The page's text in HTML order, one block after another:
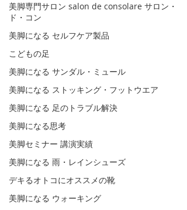
美脚専門サロン salon de consolare サロン・
ド・コン
美脚になる セルフケア製品
こどもの足
美脚になる サンダル・ミュール
美脚になる ストッキング・フットウエア
美脚になる 足のトラブル解決
美脚になる思考
美脚セミナー 講演実績
美脚になる 雨・レインシューズ
デキるオトコにオススメの靴
美脚になる ウォーキング